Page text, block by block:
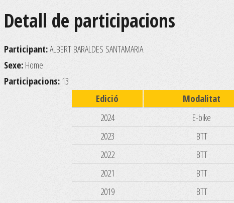
Detall de participacions
Participant:ALBERT BARALDES SANTAMARIA
Sexe: Home
Participacions: 13
Edició
Modalitat
2024
E-bike
2023
BTT
2022
BTT
2021
BTT
2019
BTT